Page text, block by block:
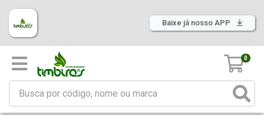
Baixe já nosso APP
0